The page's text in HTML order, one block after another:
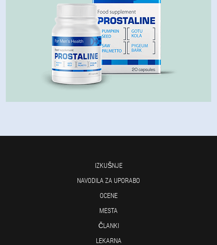
IZKUŠNJE
NAVODILA ZA UPORABO
OCENE
MESTA
ČLANKI
LEKARNA